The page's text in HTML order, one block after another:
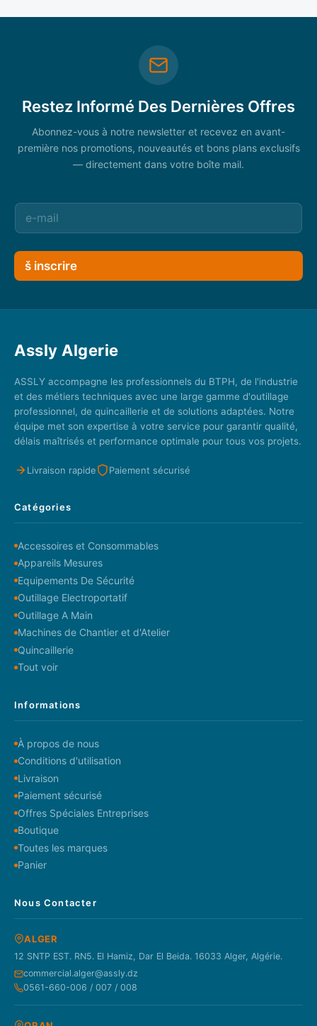
Restez Informé Des Dernières Offres
Abonnez-vous à notre newsletter et recevez en avant-
première nos promotions, nouveautés et bons plans exclusifs
— directement dans votre boîte mail.
š inscrire
Assly Algerie
ASSLY accompagne les professionnels du BTPH, de l'industrie
et des métiers techniques avec une large gamme d'outillage
professionnel, de quincaillerie et de solutions adaptées. Notre
équipe met son expertise à votre service pour garantir qualité,
délais maîtrisés et performance optimale pour tous vos projets.
Livraison rapide Paiement sécurisé
Catégories
Accessoires et Consommables
Appareils Mesures
Equipements De Sécurité
Outillage Electroportatif
Outillage A Main
Machines de Chantier et d'Atelier
Quincaillerie
Tout voir
Informations
À propos de nous
Conditions d'utilisation
Livraison
Paiement sécurisé
Offres Spéciales Entreprises
Boutique
Toutes les marques
Panier
Nous Contacter
ALGER
12 SNTP EST. RN5. El Hamiz, Dar El Beida. 16033 Alger, Algérie.
commercial.alger@assly.dz
0561-660-006 / 007 / 008